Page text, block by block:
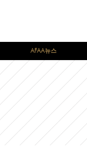
AFAA뉴스